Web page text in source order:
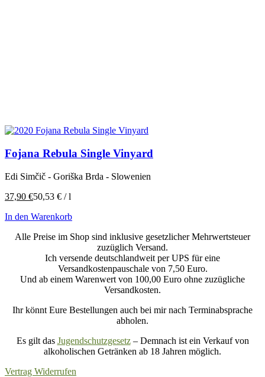
Fojana Rebula Single Vinyard
Edi Simčič - Goriška Brda - Slowenien
37,90 €50,53 € /l
In den Warenkorb
Alle Preise im Shop sind inklusive gesetzlicher Mehrwertsteuer
zuzüglich Versand.
Ich versende deutschlandweit per UPS für eine
Versandkostenpauschale von 7,50 Euro.
Und ab einem Warenwert von 100,00 Euro ohne zuzügliche
Versandkosten.
Ihr könnt Eure Bestellungen auch bei mir nach Terminabsprache
abholen.
Es gilt das Jugendschutzgesetz– Demnach ist ein Verkauf von
alkoholischen Getränken ab 18 Jahren möglich.
Vertrag Widerrufen